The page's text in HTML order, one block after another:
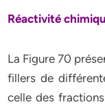
Réactivité
La Figure 70
fillers de
celle des